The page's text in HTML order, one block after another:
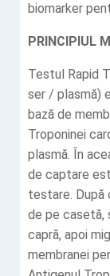
biomarker
PRINCIPIUL
Testul Rapid
ser / plasmă)
bază de
Troponinei
plasmă. În
de captare
testare. După
de pe casetă,
capră, apoi
membranei